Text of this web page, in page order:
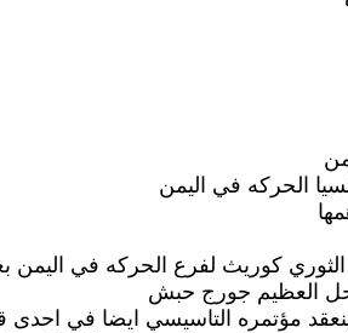
الحركه في اليمن
كوريث لفرع الحركه في اليمن
العظيم جورج حبش
مؤتمره التاسيسي ايضا في